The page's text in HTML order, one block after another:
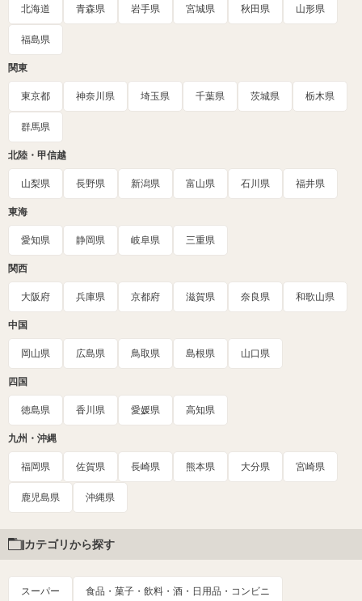
北海道 青森県 岩手県 宮城県 秋田県 山形県
福島県
関東
東京都 神奈川県 埼玉県 千葉県 茨城県 栃木県
群馬県
北陸・甲信越
山梨県 長野県 新潟県 富山県 石川県 福井県
東海
愛知県 静岡県 岐阜県 三重県
関西
大阪府 兵庫県 京都府 滋賀県 奈良県 和歌山県
中国
岡山県 広島県 鳥取県 島根県 山口県
四国
徳島県 香川県 愛媛県 高知県
九州・沖縄
福岡県 佐賀県 長崎県 熊本県 大分県 宮崎県
鹿児島県 沖縄県
カテゴリから探す
スーパー 食品・菓子・飲料・酒・日用品・コンビニ